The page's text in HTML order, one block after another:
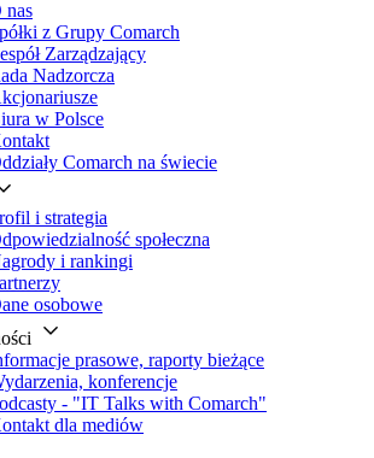
nas
z Grupy Comarch
Zarządzający
Nadzorcza
w Polsce
Comarch na świecie
i strategia
społeczna
i rankingi
osobowe
prasowe, raporty bieżące
konferencje
- "IT Talks with Comarch"
dla mediów